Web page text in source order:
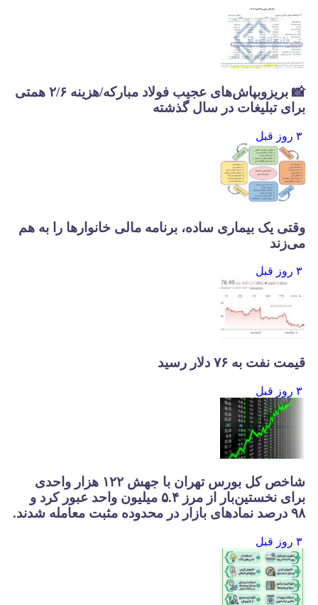
📸 بریزوبپاش‌های عجیب فولاد مبارکه/هزینه ۲/۶ همتی
برای تبلیغات در سال گذشته
وقتی یک بیماری ساده، برنامه مالی خانوارها را به هم
می‌زند
قیمت نفت به ۷۶ دلار رسید
شاخص کل بورس تهران با جهش ۱۲۲ هزار واحدی
برای نخستین‌بار از مرز ۵.۴ میلیون واحد عبور کرد و
۹۸ درصد نمادهای بازار در محدوده مثبت معامله شدند.